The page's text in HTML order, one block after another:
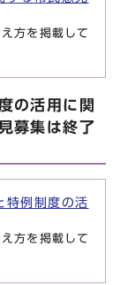
方を掲載して
の活用に関
募集は終了
特例制度の活
方を掲載して